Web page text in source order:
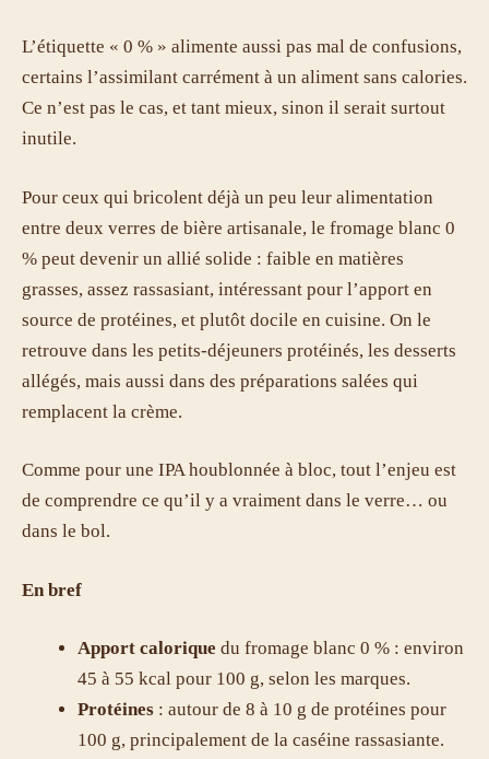
L’étiquette « 0 % » alimente aussi pas mal de confusions,
certains l’assimilant carrément à un aliment sans calories.
Ce n’est pas le cas, et tant mieux, sinon il serait surtout
inutile.
Pour ceux qui bricolent déjà un peu leur alimentation
entre deux verres de bière artisanale, le fromage blanc 0
% peut devenir un allié solide : faible en matières
grasses, assez rassasiant, intéressant pour l’apport en
source de protéines, et plutôt docile en cuisine. On le
retrouve dans les petits-déjeuners protéinés, les desserts
allégés, mais aussi dans des préparations salées qui
remplacent la crème.
Comme pour une IPA houblonnée à bloc, tout l’enjeu est
de comprendre ce qu’il y a vraiment dans le verre… ou
dans le bol.
En bref
Apport calorique du fromage blanc 0 % : environ
45 à 55 kcal pour 100 g, selon les marques.
Protéines : autour de 8 à 10 g de protéines pour
100 g, principalement de la caséine rassasiante.